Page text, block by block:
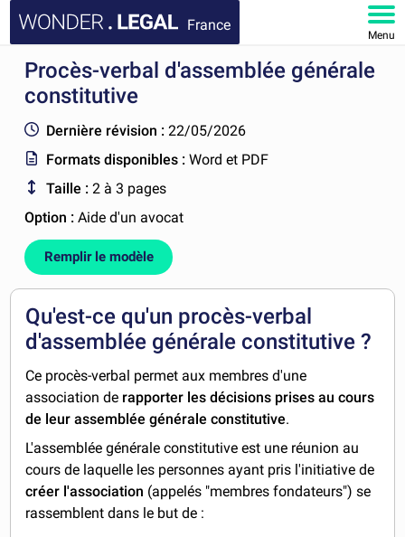
France
Menu
ACCUEIL
FAQ
MON COMPTE
Procès-verbal d'assemblée générale
constitutive
Dernière révision : 22/05/2026
Formats disponibles :Word et PDF
Taille : 2 à 3 pages
Option :Aide d'un avocat
Remplir le modèle
Qu'est-ce qu'un procès-verbal
d'assemblée générale constitutive ?
Ce procès-verbal permet aux membres d'une
association de rapporter les décisions prises au cours
de leur assemblée générale constitutive.
L'assemblée générale constitutive est une réunion au
cours de laquelle les personnes ayant pris l'initiative de
créer l'association (appelés "membres fondateurs") se
rassemblent dans le but de :